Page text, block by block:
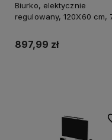
Biurko, elektycznie
regulowany, 120X60 cm,
czarny, ULTRADESK
897,99 zł